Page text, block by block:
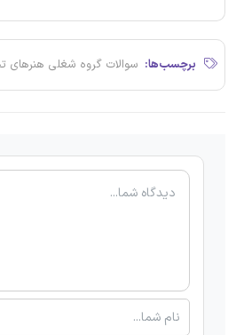
برچسب‌ها: سوالات گروه شغلی